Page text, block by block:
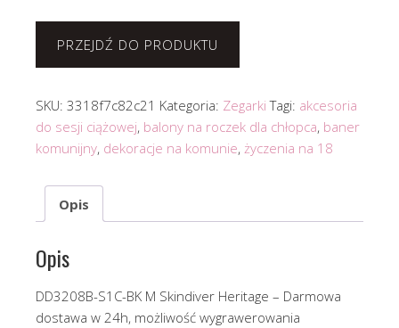
PRZEJDŹ DO PRODUKTU
SKU: 3318f7c82c21 Kategoria: Zegarki Tagi: akcesoria
do sesji ciążowej, balony na roczek dla chłopca, baner
komunijny, dekoracje na komunie, życzenia na 18
Opis
Opis
DD3208B-S1C-BK M Skindiver Heritage – Darmowa
dostawa w 24h, możliwość wygrawerowania